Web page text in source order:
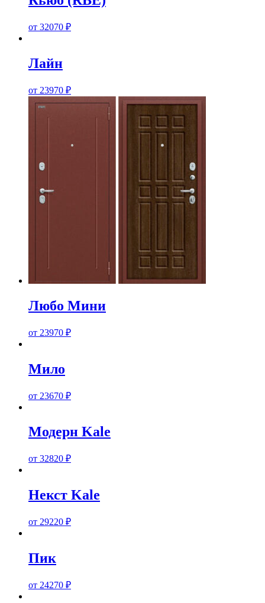
от 32070 ₽
Лайн
от 23970 ₽
Любо Мини
от 23970 ₽
Мило
от 23670 ₽
Модерн Kale
от 32820 ₽
Некст Kale
от 29220 ₽
Пик
от 24270 ₽